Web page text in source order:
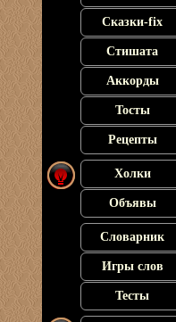
Сказки-fix
Стишата
Аккорды
Тосты
Рецепты
Холки
Объявы
Словарник
Игры слов
Тесты